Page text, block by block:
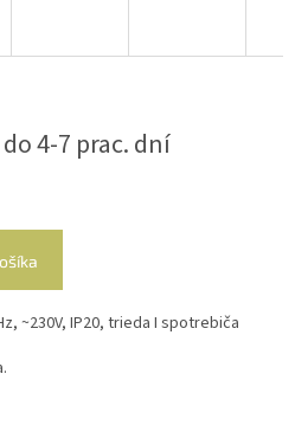
4-7 prac. dní
~230V, IP20, trieda I spotrebiča